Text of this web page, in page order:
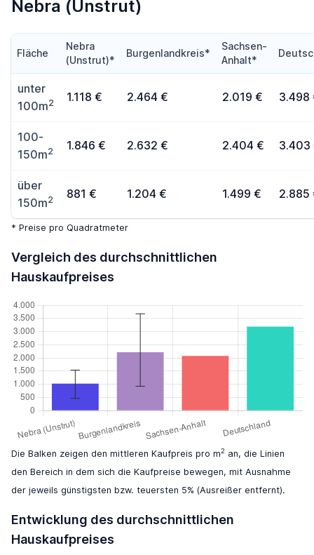
Nebra (Unstrut)
Fläche
Nebra
(Unstrut)*
Burgenlandkreis*
Sachsen-
Anhalt*
unter
100m2 1.118 € 2.464 € 2.019 € 3.498
100-
150m2 1.846 € 2.632 € 2.404 € 3.403
über
150m2 881 € 1.204 € 1.499 € 2.885
* Preise pro Quadratmeter
Vergleich des durchschnittlichen
Hauskaufpreises
Die Balken zeigen den mittleren Kaufpreis pro m2 an, die Linien
den Bereich in dem sich die Kaufpreise bewegen, mit Ausnahme
der jeweils günstigsten bzw. teuersten 5% (Ausreißer entfernt).
Entwicklung des durchschnittlichen
Hauskaufpreises